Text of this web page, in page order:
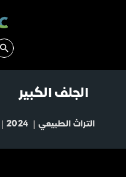
الجلف الكبير
التراث الطبيعي 2024